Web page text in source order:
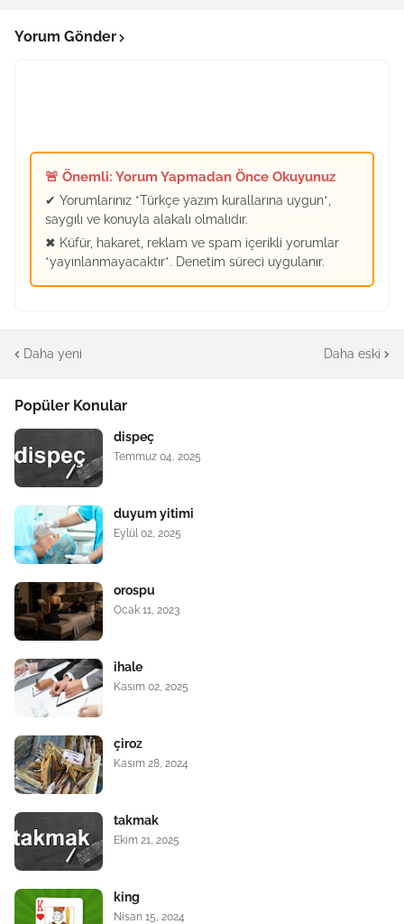
Yorum Gönder
🚨 Önemli: Yorum Yapmadan Önce Okuyunuz
✔ Yorumlarınız *Türkçe yazım kurallarına uygun*,
saygılı ve konuyla alakalı olmalıdır.
✖ Küfür, hakaret, reklam ve spam içerikli yorumlar
*yayınlanmayacaktır*. Denetim süreci uygulanır.
Daha yeni Daha eski
Popüler Konular
dispeç
Temmuz 04, 2025
duyum yitimi
Eylül 02, 2025
orospu
Ocak 11, 2023
ihale
Kasım 02, 2025
çiroz
Kasım 28, 2024
takmak
Ekim 21, 2025
king
Nisan 15, 2024